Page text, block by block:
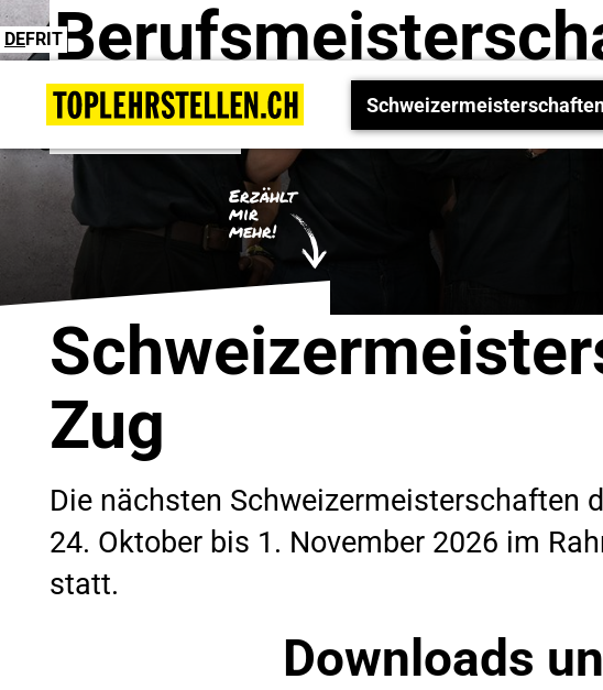
DEFRIT
in Zug
Erzählt
mir
mehr!
zurück zur Übersicht
zurück zur Übersicht
Zug
Die nächsten Schweizermeisterschaften
24. Oktober bis 1. November 2026 im
statt.
Downloads